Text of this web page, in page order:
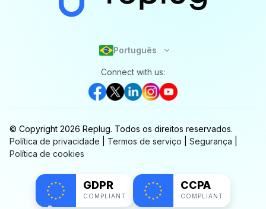
Português
Connect with us:
© Copyright 2026 Replug. Todos os direitos reservados.
Política de privacidade
Termos de serviço Segurança
Política de cookies
GDPR
COMPLIANT
CCPA
COMPLIANT